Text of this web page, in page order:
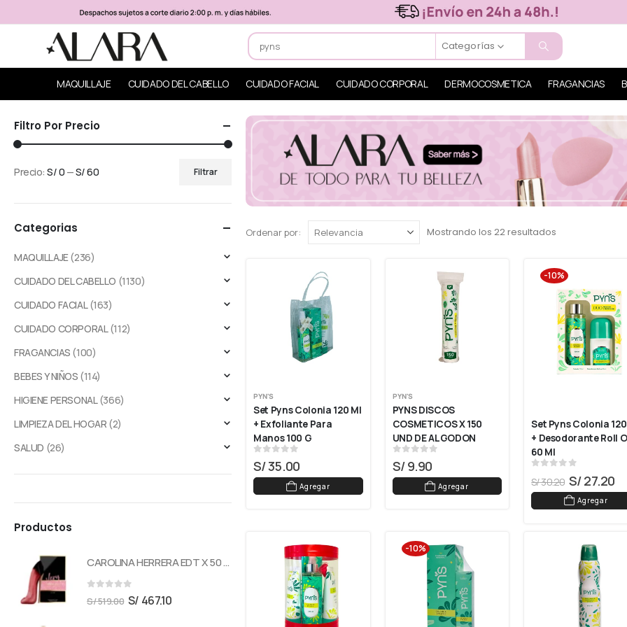
Categorías
MAQUILLAJE CUIDADO DEL CABELLO CUIDADO FACIAL CUIDADO CORPORAL DERMOCOSMETICA FRAGANCIAS
Ordenar por: Mostrando los 22 resultados
PYN'S
Set Pyns Colonia 120 Ml
+ Exfoliante Para
Manos 100 G
S/35.00
Agregar
PYN'S
PYNS DISCOS
COSMETICOS X 150
UND DE ALGODON
S/9.90
Agregar
-10%
Set Pyns Colonia
+ Desodorante Roll
60 Ml
S/30.20 S/27.20
Agregar
-10%
Filtro Por Precio
Filtrar
Precio:S/ 0 —S/ 60
Categorias
MAQUILLAJE(236)
CUIDADO DEL CABELLO (1130)
CUIDADO FACIAL (163)
CUIDADO CORPORAL(112)
FRAGANCIAS (100)
BEBES Y NIÑOS (114)
HIGIENE PERSONAL(366)
LIMPIEZA DEL HOGAR (2)
SALUD (26)
Productos
CAROLINA HERRERA EDT X 50 ML VERY GOOD GIRL GLAM
out of 5
S/519.00 S/ 467.10